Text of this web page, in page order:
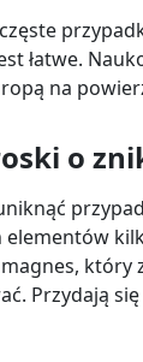
łatwe.
na
o
który
Przydają